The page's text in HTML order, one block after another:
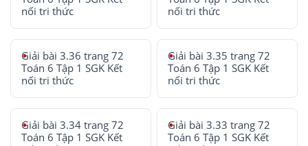
nối tri thức
nối tri thức
Giải bài 3.36 trang 72
Toán 6 Tập 1 SGK Kết
nối tri thức
Giải bài 3.35 trang 72
Toán 6 Tập 1 SGK Kết
nối tri thức
Giải bài 3.34 trang 72
Toán 6 Tập 1 SGK Kết
Giải bài 3.33 trang 72
Toán 6 Tập 1 SGK Kết